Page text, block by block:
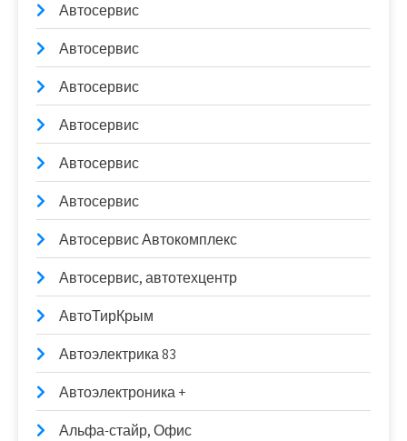
Автосервис
Автосервис
Автосервис
Автосервис
Автосервис
Автосервис
Автосервис Автокомплекс
Автосервис, автотехцентр
АвтоТирКрым
Автоэлектрика 83
Автоэлектроника +
Альфа-стайр, Офис